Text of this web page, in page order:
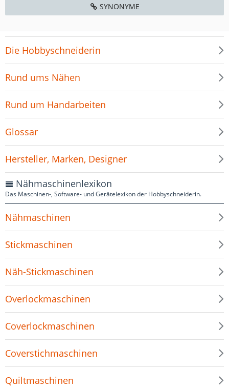
SYNONYME
Die Hobbyschneiderin
Rund ums Nähen
Rund um Handarbeiten
Glossar
Hersteller, Marken, Designer
Nähmaschinenlexikon
Das Maschinen-, Software- und Gerätelexikon der Hobbyschneiderin.
Nähmaschinen
Stickmaschinen
Näh-Stickmaschinen
Overlockmaschinen
Coverlockmaschinen
Coverstichmaschinen
Quiltmaschinen